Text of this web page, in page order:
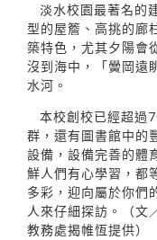
淡水校園最著名的
型的屋簷、高挑的廊
築特色，尤其夕陽會
沒到海中，「黌岡遠
水河。
本校創校已經超過
群，還有圖書館中的
設備，設備完善的體
鮮人們有心學習，都
多彩，迎向屬於你們
人來仔細探訪。（文
教務處揭帷恆提供）